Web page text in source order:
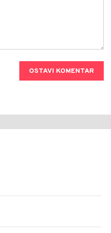
OSTAVI KOMENTAR